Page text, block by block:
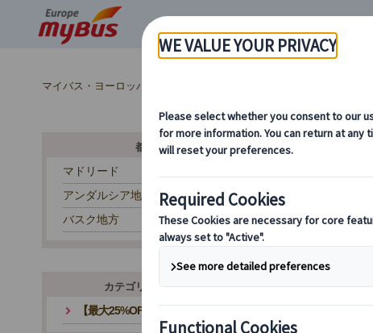
マイバス・ヨーロッパ
都市から探す
マドリード
アンダルシア地方
バスク地方
カテゴリ・テーマから探す
【最大25%OFF】夏旅応援キャンペーン